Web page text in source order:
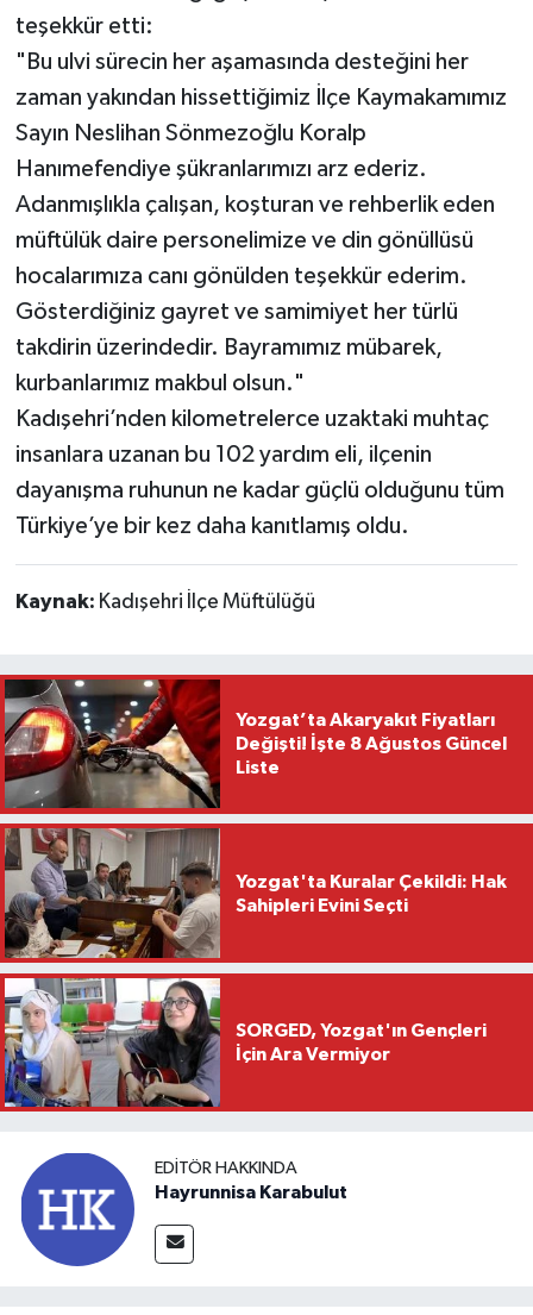
teşekkür etti:
"Bu ulvi sürecin her aşamasında desteğini her
zaman yakından hissettiğimiz İlçe Kaymakamımız
Sayın Neslihan Sönmezoğlu Koralp
Hanımefendiye şükranlarımızı arz ederiz.
Adanmışlıkla çalışan, koşturan ve rehberlik eden
müftülük daire personelimize ve din gönüllüsü
hocalarımıza canı gönülden teşekkür ederim.
Gösterdiğiniz gayret ve samimiyet her türlü
takdirin üzerindedir. Bayramımız mübarek,
kurbanlarımız makbul olsun."
Kadışehri’nden kilometrelerce uzaktaki muhtaç
insanlara uzanan bu 102 yardım eli, ilçenin
dayanışma ruhunun ne kadar güçlü olduğunu tüm
Türkiye’ye bir kez daha kanıtlamış oldu.
Kaynak: Kadışehri İlçe Müftülüğü
Yozgat’ta Akaryakıt Fiyatları
Değişti! İşte 8 Ağustos Güncel
Liste
Yozgat'ta Kuralar Çekildi: Hak
Sahipleri Evini Seçti
SORGED, Yozgat'ın Gençleri
İçin Ara Vermiyor
EDITÖR HAKKINDA
Hayrunnisa Karabulut